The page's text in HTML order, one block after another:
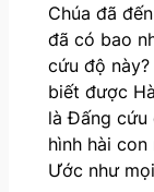
Chúa đã
đã có bao
cứu độ
biết được
là Đấng cứu
hình hài
Ước như